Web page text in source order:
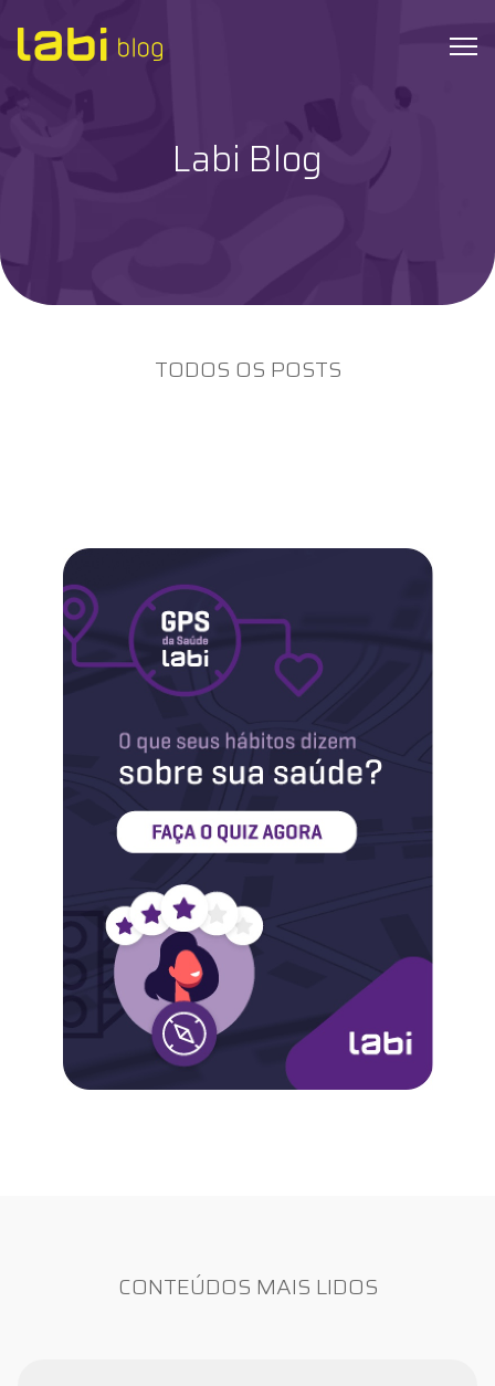
Dicas de Saúde
Maternidade
Novidades do Labi
Saúde da Mulher
Saúde do Homem
Sobre o Labi
Conheça o Labi
Labi Blog
TODOS OS POSTS
CONTEÚDOS MAIS LIDOS